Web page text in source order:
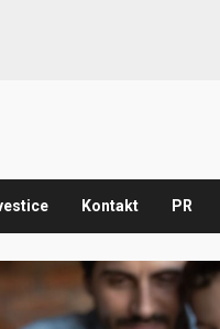
Kontakt PR